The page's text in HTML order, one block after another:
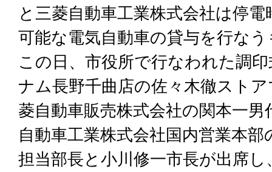
と三菱自動車工業株式会社は停
可能な電気自動車の貸与を行な
この日、市役所で行なわれた調
ナム長野千曲店の佐々木徹スト
菱自動車販売株式会社の関本一
自動車工業株式会社国内営業本
担当部長と小川修一市長が出席